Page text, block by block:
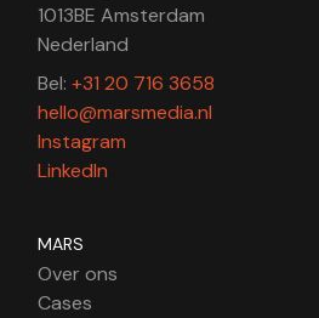
1013BE Amsterdam
Nederland
Bel:+31 20 716 3658
hello@marsmedia.nl
Instagram
LinkedIn
MARS
Over ons
Cases